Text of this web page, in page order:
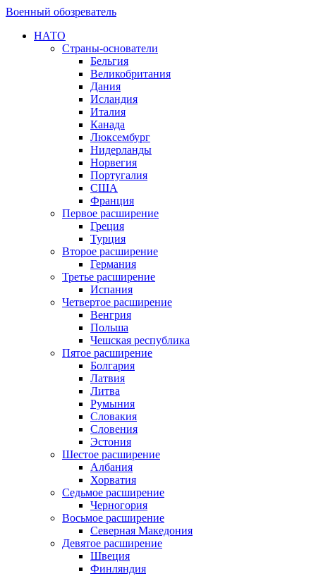
Военный обозреватель
НАТО
Страны-основатели
Бельгия
Великобритания
Дания
Исландия
Италия
Канада
Люксембург
Нидерланды
Норвегия
Португалия
США
Франция
Первое расширение
Греция
Турция
Второе расширение
Германия
Третье расширение
Испания
Четвертое расширение
Венгрия
Польша
Чешская республика
Пятое расширение
Болгария
Латвия
Литва
Румыния
Словакия
Словения
Эстония
Шестое расширение
Албания
Хорватия
Седьмое расширение
Черногория
Восьмое расширение
Северная Македония
Девятое расширение
Швеция
Финляндия